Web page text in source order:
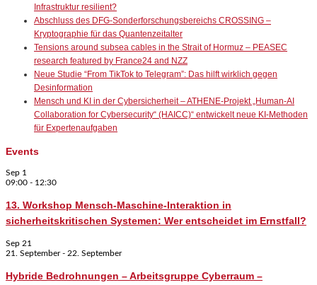
Infrastruktur resilient?
Abschluss des DFG-Sonderforschungsbereichs CROSSING –
Kryptographie für das Quantenzeitalter
Tensions around subsea cables in the Strait of Hormuz – PEASEC
research featured by France24 and NZZ
Neue Studie “From TikTok to Telegram”: Das hilft wirklich gegen
Desinformation
Mensch und KI in der Cybersicherheit – ATHENE-Projekt „Human-AI
Collaboration for Cybersecurity“ (HAICC)“ entwickelt neue KI-Methoden
für Expertenaufgaben
Events
Sep 1
09:00 - 12:30
13. Workshop Mensch-Maschine-Interaktion in
sicherheitskritischen Systemen: Wer entscheidet im Ernstfall?
Sep 21
21. September- 22. September
Hybride Bedrohnungen – Arbeitsgruppe Cyberraum –